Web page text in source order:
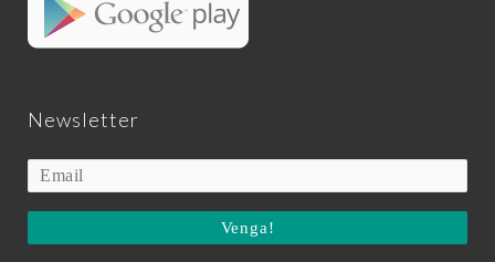
Newsletter
Venga!